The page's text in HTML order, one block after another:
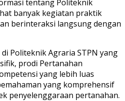
tentang Politeknik
banyak kegiatan praktik
berinteraksi langsung dengan
Politeknik Agraria STPN yang
prodi Pertanahan
yang lebih luas
yang komprehensif
penyelenggaraan pertanahan.